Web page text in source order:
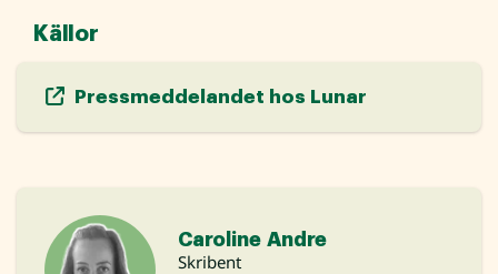
Källor
Pressmeddelandet hos Lunar
Caroline Andre
Skribent